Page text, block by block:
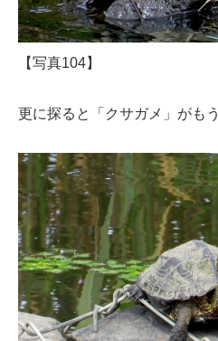
【写真104】
更に探ると「クサガメ」がも